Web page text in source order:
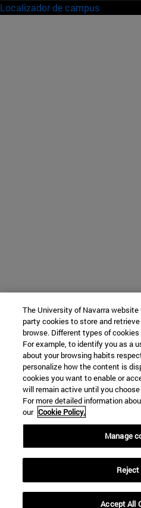
Localizador de campus
The University of Navarra
party cookies to store and
browse. Different types of
For example, to identify you as a
about your browsing habits
personalize how the content is
cookies you want to enable or
will remain active until you
For more detailed information
our Cookie Policy.
Manage
Reject
Accept All